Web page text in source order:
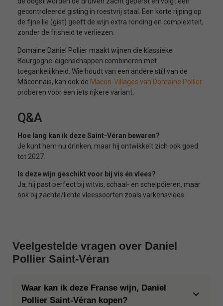
gecontroleerde gisting in roestvrij staal. Een korte rijping op
de fijne lie (gist) geeft de wijn extra ronding en complexiteit,
zonder de frisheid te verliezen.
Domaine Daniel Pollier maakt wijnen die klassieke
Bourgogne-eigenschappen combineren met
toegankelijkheid. Wie houdt van een andere stijl van de
Mâconnais, kan ook de Macon-Villages van Domaine Pollier
proberen voor een iets rijkere variant.
Q&A
Hoe lang kan ik deze Saint-Véran bewaren?
Je kunt hem nu drinken, maar hij ontwikkelt zich ook goed
tot 2027.
Is deze wijn geschikt voor bij vis én vlees?
Ja, hij past perfect bij witvis, schaal- en schelpdieren, maar
ook bij zachte/lichte vleessoorten zoals varkensvlees.
Veelgestelde vragen over Daniel
Pollier Saint-Véran
Waar kan ik deze Franse wijn, Daniel
Pollier Saint-Véran kopen?